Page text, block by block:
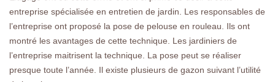
entreprise spécialisée en entretien de jardin. Les responsables de
l’entreprise ont proposé la pose de pelouse en rouleau. Ils ont
montré les avantages de cette technique. Les jardiniers de
l’entreprise maitrisent la technique. La pose peut se réaliser
presque toute l’année. Il existe plusieurs de gazon suivant l’utilité